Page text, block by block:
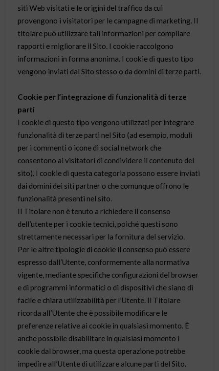
siti Web visitati e le origini del traffico da cui
provengono i visitatori per le campagne di marketing. Il
titolare può utilizzare tali informazioni per compilare
rapporti e migliorare il Sito. I cookie raccolgono
informazioni in forma anonima. I cookie di questo tipo
vengono inviati dal Sito stesso o da domini di terze parti.
Cookie per l’integrazione di funzionalità di terze
parti
I cookie di questo tipo vengono utilizzati per integrare
funzionalità di terze parti nel Sito (ad esempio, moduli
per i commenti o icone di social network che
consentono ai visitatori di condividere il contenuto del
sito). I cookie di questa categoria possono essere inviati
dai domini dei siti partner o che comunque offrono le
funzionalità presenti nel sito.
Il Titolare non è tenuto a richiedere il consenso
dell’utente per i cookie tecnici, poiché questi sono
strettamente necessari per la fornitura del servizio.
Per le altre tipologie di cookie il consenso può essere
espresso dall’Utente, conformemente alla normativa
vigente, mediante specifiche configurazioni del browser
e di programmi informatici o di dispositivi che siano di
facile e chiara utilizzabilità per l’Utente. Il Titolare
ricorda all’Utente che è possibile modificare le
preferenze relative ai cookie in qualsiasi momento. È
anche possibile disabilitare in qualsiasi momento i
cookie dal browser, ma questa operazione potrebbe
impedire all’Utente di utilizzare alcune parti del Sito.